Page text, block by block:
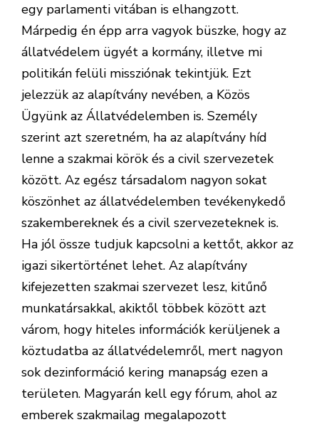
egy parlamenti vitában is elhangzott.
Márpedig én épp arra vagyok büszke, hogy az
állatvédelem ügyét a kormány, illetve mi
politikán felüli missziónak tekintjük. Ezt
jelezzük az alapítvány nevében, a Közös
Ügyünk az Állatvédelemben is. Személy
szerint azt szeretném, ha az alapítvány híd
lenne a szakmai körök és a civil szervezetek
között. Az egész társadalom nagyon sokat
köszönhet az állatvédelemben tevékenykedő
szakembereknek és a civil szervezeteknek is.
Ha jól össze tudjuk kapcsolni a kettőt, akkor az
igazi sikertörténet lehet. Az alapítvány
kifejezetten szakmai szervezet lesz, kitűnő
munkatársakkal, akiktől többek között azt
várom, hogy hiteles információk kerüljenek a
köztudatba az állatvédelemről, mert nagyon
sok dezinformáció kering manapság ezen a
területen. Magyarán kell egy fórum, ahol az
emberek szakmailag megalapozott